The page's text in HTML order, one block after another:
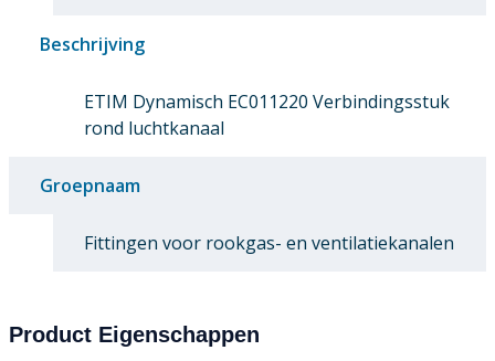
Beschrijving
ETIM Dynamisch EC011220 Verbindingsstuk
rond luchtkanaal
Groepnaam
Fittingen voor rookgas- en ventilatiekanalen
Product Eigenschappen